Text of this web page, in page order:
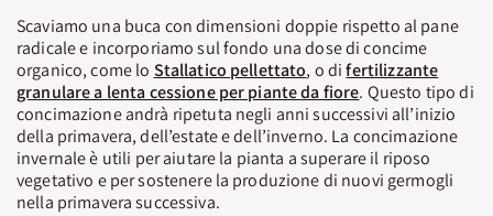
Scaviamo una buca con dimensioni doppie rispetto al pane
radicale e incorporiamo sul fondo una dose di concime
organico, come lo Stallatico pellettato, o difertilizzante
granulare a lenta cessione per piante da fiore. Questo tipo di
concimazione andrà ripetuta negli anni successivi all’inizio
della primavera, dell’estate e dell’inverno. La concimazione
invernale è utili per aiutare la pianta a superare il riposo
vegetativo e per sostenere la produzione di nuovi germogli
nella primavera successiva.